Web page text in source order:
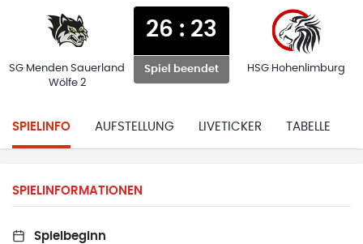
SG Menden Sauerland
Wölfe 2
26 : 23
Spiel beendet HSG Hohenlimburg
SPIELINFO AUFSTELLUNG LIVETICKER TABELLE
SPIELINFORMATIONEN
Spielbeginn